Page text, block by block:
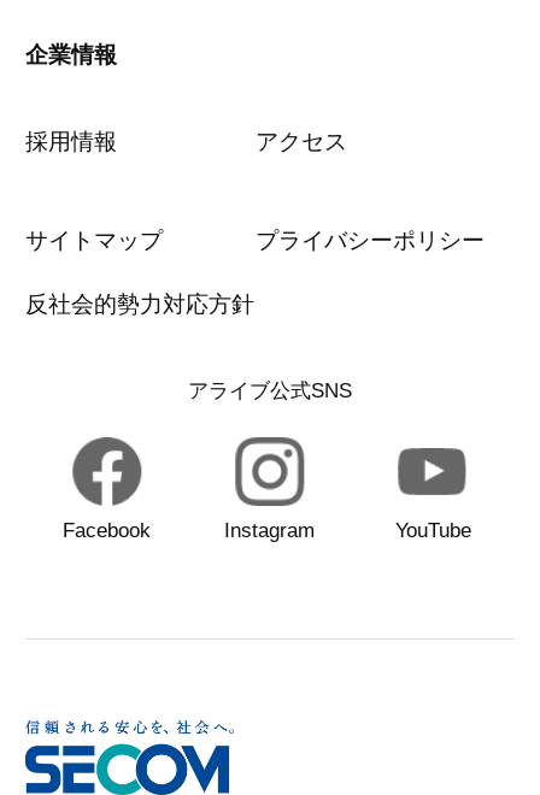
企業情報
採用情報 アクセス
サイトマップ プライバシーポリシー
反社会的勢力対応方針
アライブ公式SNS
Facebook Instagram YouTube